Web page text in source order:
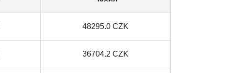
48295.0 CZK
36704.2 CZK